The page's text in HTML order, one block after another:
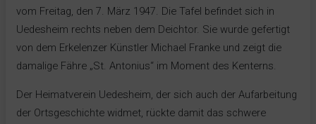
vom Freitag, den 7. März 1947. Die Tafel befindet sich in
Uedesheim rechts neben dem Deichtor. Sie wurde gefertigt
von dem Erkelenzer Künstler Michael Franke und zeigt die
damalige Fähre „St. Antonius“ im Moment des Kenterns.
Der Heimatverein Uedesheim, der sich auch der Aufarbeitung
der Ortsgeschichte widmet, rückte damit das schwere